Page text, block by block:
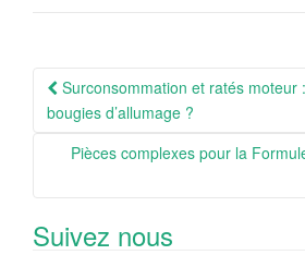
Navigation
Article
Surconsommation et ratés moteur
bougies d’allumage ?
Pièces complexes pour la
Suivez nous